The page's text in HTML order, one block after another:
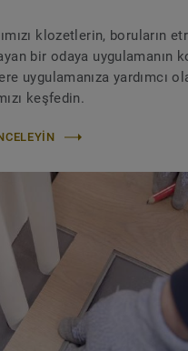
klozetlerin, boruların
bir odaya uygulamanın
uygulamanıza yardımcı
keşfedin.